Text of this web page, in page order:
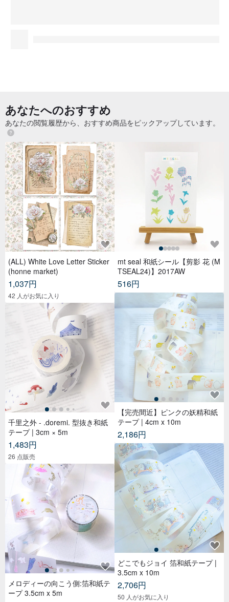
(ALL) White Love Letter Sticker
(honne market)
1,037円
42 人がお気に入り
千里之外 - .doremi. 型抜き和紙
テープ | 3cm × 5m
メロディーの向こう側:箔和紙テ
ープ 3.5cm x 5m
1,691円
43 人がお気に入り
mt seal 和紙シール【剪影 花 (M
【完売間近】ピンクの妖精和紙
テープ | 4cm x 10m
どこでもジョイ 箔和紙テープ |
3.5cm x 10m
2,706円
50 人がお気に入り
チェックスター キスカット PE
T マスキングテープ